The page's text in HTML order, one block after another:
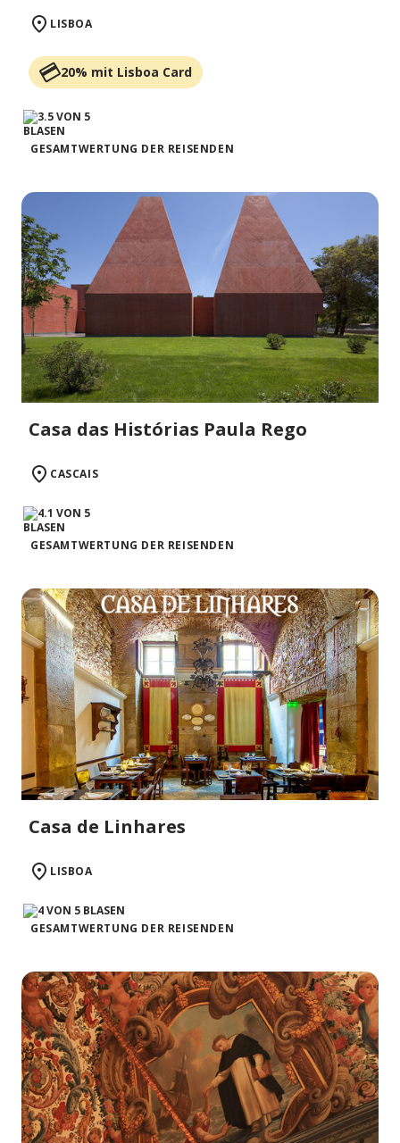
LISBOA
20% mit Lisboa Card
GESAMTWERTUNG DER REISENDEN
Casa das Histórias Paula Rego
CASCAIS
GESAMTWERTUNG DER REISENDEN
Casa de Linhares
LISBOA
GESAMTWERTUNG DER REISENDEN